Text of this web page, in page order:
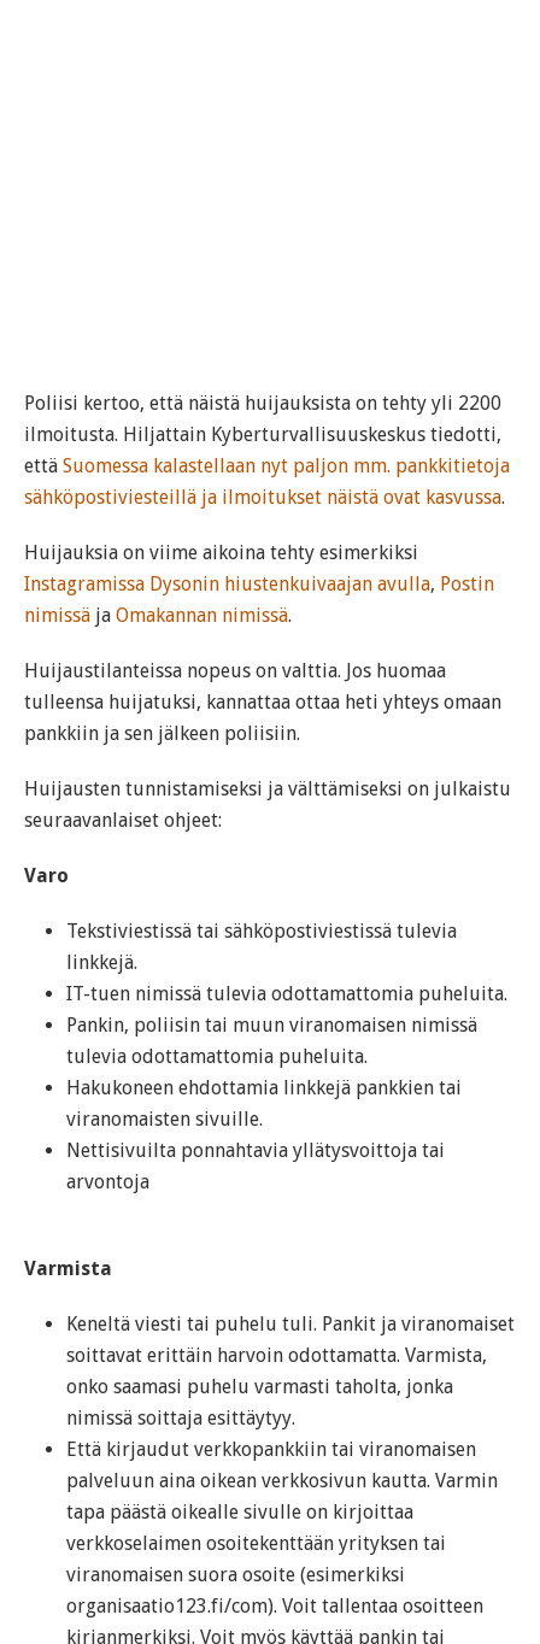
Poliisi kertoo, että näistä huijauksista on tehty yli 2200
ilmoitusta. Hiljattain Kyberturvallisuuskeskus tiedotti,
että Suomessa kalastellaan nyt paljon mm. pankkitietoja
sähköpostiviesteillä ja ilmoitukset näistä ovat kasvussa.
Huijauksia on viime aikoina tehty esimerkiksi
Instagramissa Dysonin hiustenkuivaajan avulla, Postin
nimissä ja Omakannan nimissä.
Huijaustilanteissa nopeus on valttia. Jos huomaa
tulleensa huijatuksi, kannattaa ottaa heti yhteys omaan
pankkiin ja sen jälkeen poliisiin.
Huijausten tunnistamiseksi ja välttämiseksi on julkaistu
seuraavanlaiset ohjeet:
Varo
Tekstiviestissä tai sähköpostiviestissä tulevia
linkkejä.
IT-tuen nimissä tulevia odottamattomia puheluita.
Pankin, poliisin tai muun viranomaisen nimissä
tulevia odottamattomia puheluita.
Hakukoneen ehdottamia linkkejä pankkien tai
viranomaisten sivuille.
Nettisivuilta ponnahtavia yllätysvoittoja tai
arvontoja
Varmista
Keneltä viesti tai puhelu tuli. Pankit ja viranomaiset
soittavat erittäin harvoin odottamatta. Varmista,
onko saamasi puhelu varmasti taholta, jonka
nimissä soittaja esittäytyy.
Että kirjaudut verkkopankkiin tai viranomaisen
palveluun aina oikean verkkosivun kautta. Varmin
tapa päästä oikealle sivulle on kirjoittaa
verkkoselaimen osoitekenttään yrityksen tai
viranomaisen suora osoite (esimerkiksi
organisaatio123.fi/com). Voit tallentaa osoitteen
kirjanmerkiksi. Voit myös käyttää pankin tai